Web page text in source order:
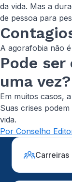
da vida. Mas a
de pessoa para
A agorafobia não
Pode
uma vez?
Em muitos casos,
Suas crises
vida.
Por Conselho
Carreiras